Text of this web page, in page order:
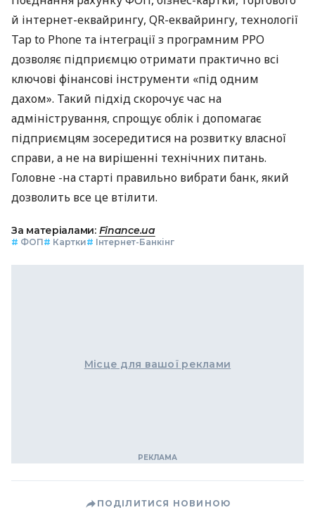
й інтернет-еквайрингу, QR-еквайрингу, технології
Tap to Phone та інтеграції з програмним РРО
дозволяє підприємцю отримати практично всі
ключові фінансові інструменти «під одним
дахом». Такий підхід скорочує час на
адміністрування, спрощує облік і допомагає
підприємцям зосередитися на розвитку власної
справи, а не на вирішенні технічних питань.
Головне -на старті правильно вибрати банк, який
дозволить все це втілити.
За матеріалами: Finance.ua
# ФОП# Картки# Інтернет-Банкінг
Місце для вашої реклами
ПОДІЛИТИСЯ НОВИНОЮ